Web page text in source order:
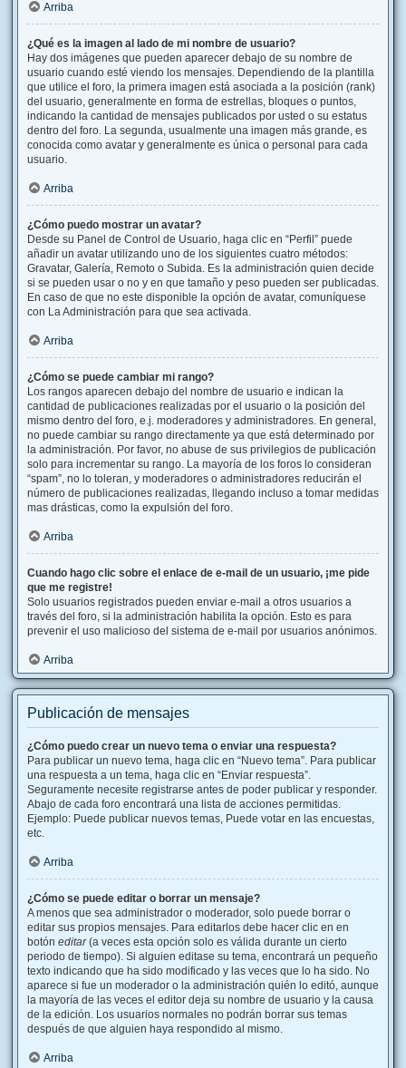
Arriba
¿Qué es la imagen al lado de mi nombre de usuario?
Hay dos imágenes que pueden aparecer debajo de su nombre de
usuario cuando esté viendo los mensajes. Dependiendo de la plantilla
que utilice el foro, la primera imagen está asociada a la posición (rank)
del usuario, generalmente en forma de estrellas, bloques o puntos,
indicando la cantidad de mensajes publicados por usted o su estatus
dentro del foro. La segunda, usualmente una imagen más grande, es
conocida como avatar y generalmente es única o personal para cada
usuario.
Arriba
¿Cómo puedo mostrar un avatar?
Desde su Panel de Control de Usuario, haga clic en “Perfil” puede
añadir un avatar utilizando uno de los siguientes cuatro métodos:
Gravatar, Galería, Remoto o Subida. Es la administración quien decide
si se pueden usar o no y en que tamaño y peso pueden ser publicadas.
En caso de que no este disponible la opción de avatar, comuníquese
con La Administración para que sea activada.
Arriba
¿Cómo se puede cambiar mi rango?
Los rangos aparecen debajo del nombre de usuario e indican la
cantidad de publicaciones realizadas por el usuario o la posición del
mismo dentro del foro, e.j. moderadores y administradores. En general,
no puede cambiar su rango directamente ya que está determinado por
la administración. Por favor, no abuse de sus privilegios de publicación
solo para incrementar su rango. La mayoría de los foros lo consideran
“spam”, no lo toleran, y moderadores o administradores reducirán el
número de publicaciones realizadas, llegando incluso a tomar medidas
mas drásticas, como la expulsión del foro.
Arriba
Cuando hago clic sobre el enlace de e-mail de un usuario, ¡me pide
que me registre!
Solo usuarios registrados pueden enviar e-mail a otros usuarios a
través del foro, si la administración habilita la opción. Esto es para
prevenir el uso malicioso del sistema de e-mail por usuarios anónimos.
Arriba
Publicación de mensajes
¿Cómo puedo crear un nuevo tema o enviar una respuesta?
Para publicar un nuevo tema, haga clic en “Nuevo tema”. Para publicar
una respuesta a un tema, haga clic en “Enviar respuesta”.
Seguramente necesite registrarse antes de poder publicar y responder.
Abajo de cada foro encontrará una lista de acciones permitidas.
Ejemplo: Puede publicar nuevos temas, Puede votar en las encuestas,
etc.
Arriba
¿Cómo se puede editar o borrar un mensaje?
A menos que sea administrador o moderador, solo puede borrar o
editar sus propios mensajes. Para editarlos debe hacer clic en en
botón editar(a veces esta opción solo es válida durante un cierto
periodo de tiempo). Si alguien editase su tema, encontrará un pequeño
texto indicando que ha sido modificado y las veces que lo ha sido. No
aparece si fue un moderador o la administración quién lo editó, aunque
la mayoría de las veces el editor deja su nombre de usuario y la causa
de la edición. Los usuarios normales no podrán borrar sus temas
después de que alguien haya respondido al mismo.
Arriba